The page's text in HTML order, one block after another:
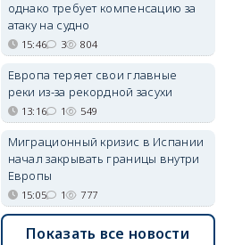
однако требует компенсацию за
атаку на судно
15:46 3 804
Европа теряет свои главные
реки из-за рекордной засухи
13:16 1 549
Миграционный кризис в Испании
начал закрывать границы внутри
Европы
15:05 1 777
Показать все новости